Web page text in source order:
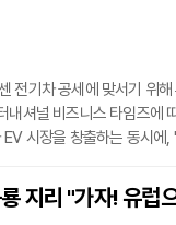
전기차 공세에 맞서기 위
셔널 비즈니스 타임즈에
시장을 창출하는 동시에
네(Stéphane Sejoune)는
유로(약 2500만 원)에서
지리 "가자! 유럽